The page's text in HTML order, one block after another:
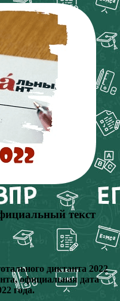
текст
диктанта 2022
официальная дата
года.